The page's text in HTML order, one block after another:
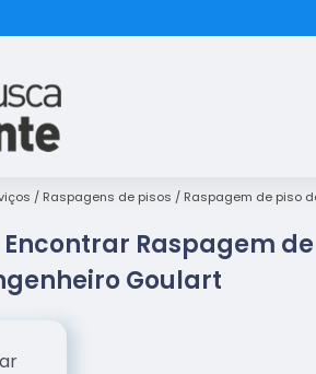
Raspagens de pisos Raspagem de piso
Raspagem
Goulart